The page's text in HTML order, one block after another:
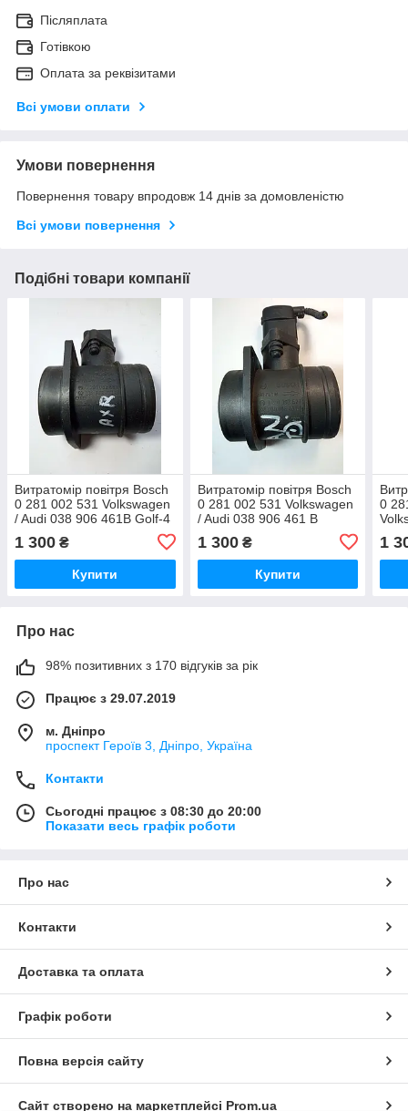
Післяплата
Готівкою
Оплата за реквізитами
Всі умови оплати
Умови повернення
Повернення товару впродовж 14 днів за домовленістю
Всі умови повернення
Подібні товари компанії
Витратомір повітря Bosch
0 281 002 531 Volkswagen
/ Audi 038 906 461B Golf-4
1 300 ₴
Купити
Витратомір повітря Bosch
0 281 002 531 Volkswagen
/ Audi 038 906 461 B
1 300₴
Купити
0
1
Про нас
98% позитивних з 170 відгуків за рік
Працює з 29.07.2019
м. Дніпро
проспект Героїв 3, Дніпро, Україна
Контакти
Сьогодні працює з 08:30 до 20:00
Показати весь графік роботи
Про нас
Контакти
Доставка та оплата
Графік роботи
Повна версія сайту
Сайт створено на маркетплейсі Prom.ua